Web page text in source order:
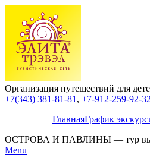
Организация путешествий для
+7(343) 381-81-81 , +7-912-259-92-
ГлавнаяГрафик
ОСТРОВА И ПАВЛИНЫ — тур
Menu